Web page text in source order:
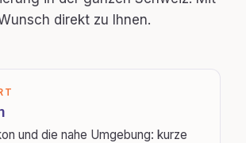
direkt zu Ihnen.
und die nahe Umgebung: kurze